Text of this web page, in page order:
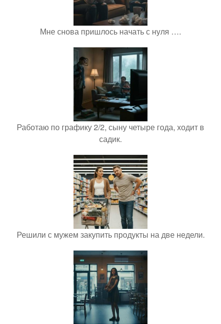
Мне снова пришлось начать с нуля ….
Работаю по графику 2/2, сыну четыре года, ходит в
садик.
Решили с мужем закупить продукты на две недели.